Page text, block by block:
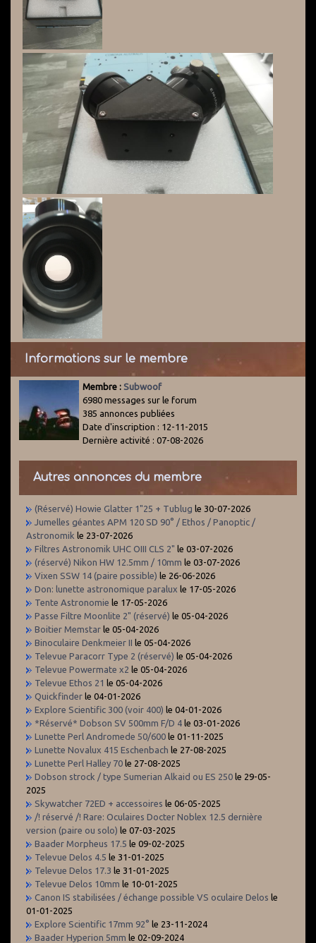
Informations sur le membre
Membre : Subwoof
6980 messages sur le forum
385 annonces publiées
Date d'inscription : 12-11-2015
Dernière activité : 07-08-2026
Autres annonces du membre
(Réservé) Howie Glatter 1"25 + Tublug le 30-07-2026
Jumelles géantes APM 120 SD 90° / Ethos / Panoptic /
Astronomik le 23-07-2026
Filtres Astronomik UHC OIII CLS 2" le 03-07-2026
(réservé) Nikon HW 12.5mm / 10mm le 03-07-2026
Vixen SSW 14 (paire possible) le 26-06-2026
Don: lunette astronomique paralux le 17-05-2026
Tente Astronomie le 17-05-2026
Passe Filtre Moonlite 2" (réservé) le 05-04-2026
Boitier Memstar le 05-04-2026
Binoculaire Denkmeier II le 05-04-2026
Televue Paracorr Type 2 (réservé) le 05-04-2026
Televue Powermate x2 le 05-04-2026
Televue Ethos 21 le 05-04-2026
Quickfinder le 04-01-2026
Explore Scientific 300 (voir 400) le 04-01-2026
*Réservé* Dobson SV 500mm F/D 4 le 03-01-2026
Lunette Perl Andromede 50/600 le 01-11-2025
Lunette Novalux 415 Eschenbach le 27-08-2025
Lunette Perl Halley 70 le 27-08-2025
Dobson strock / type Sumerian Alkaid ou ES 250 le 29-05-
2025
Skywatcher 72ED + accessoires le 06-05-2025
/! réservé /! Rare: Oculaires Docter Noblex 12.5 dernière
version (paire ou solo) le 07-03-2025
Baader Morpheus 17.5 le 09-02-2025
Televue Delos 4.5 le 31-01-2025
Televue Delos 17.3 le 31-01-2025
Televue Delos 10mm le 10-01-2025
Canon IS stabilisées / échange possible VS oculaire Delos le
01-01-2025
Explore Scientific 17mm 92° le 23-11-2024
Baader Hyperion 5mm le 02-09-2024